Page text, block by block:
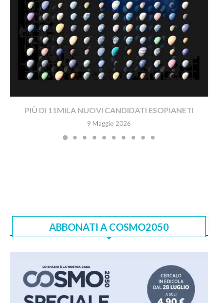
PIÙ DI 11MILA NUOVI CANDIDATI ESOPIANETI
9 Maggio 2026
ABBONATI A COSMO2050